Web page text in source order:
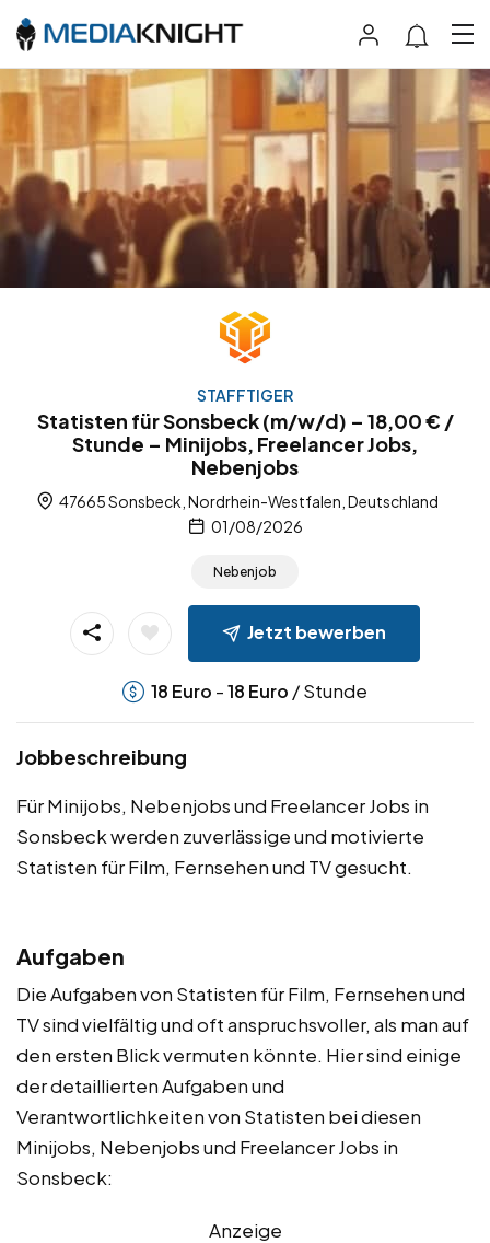
STAFFTIGER
Statisten für Sonsbeck (m/w/d) – 18,00 € /
Stunde – Minijobs, Freelancer Jobs,
Nebenjobs
47665 Sonsbeck, Nordrhein-Westfalen, Deutschland
01/08/2026
Nebenjob
Jetzt bewerben
18 Euro -18 Euro / Stunde
Jobbeschreibung
Für Minijobs, Nebenjobs und Freelancer Jobs in
Sonsbeck werden zuverlässige und motivierte
Statisten für Film, Fernsehen und TV gesucht.
Aufgaben
Die Aufgaben von Statisten für Film, Fernsehen und
TV sind vielfältig und oft anspruchsvoller, als man auf
den ersten Blick vermuten könnte. Hier sind einige
der detaillierten Aufgaben und
Verantwortlichkeiten von Statisten bei diesen
Minijobs, Nebenjobs und Freelancer Jobs in
Sonsbeck:
Anzeige